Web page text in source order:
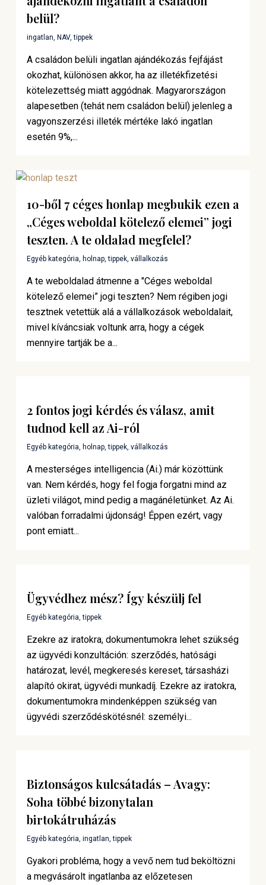
belül?
ingatlan, NAV,tippek
A családon belüli ingatlan ajándékozás fejfájást
okozhat, különösen akkor, ha az illetékfizetési
kötelezettség miatt aggódnak. Magyarországon
alapesetben (tehát nem családon belül) jelenleg a
vagyonszerzési illeték mértéke lakó ingatlan
esetén 9%,...
10-ből 7 céges honlap megbukik ezen a
„Céges weboldal kötelező elemei” jogi
teszten. A te oldalad megfelel?
Egyéb kategória, holnap,tippek, vállalkozás
A te weboldalad átmenne a "Céges weboldal
kötelező elemei” jogi teszten? Nem régiben jogi
tesztnek vetettük alá a vállalkozások weboldalait,
mivel kíváncsiak voltunk arra, hogy a cégek
mennyire tartják be a...
2 fontos jogi kérdés és válasz, amit
tudnod kell az Ai-ról
Egyéb kategória, holnap,tippek, vállalkozás
A mesterséges intelligencia (Ai.) már közöttünk
van. Nem kérdés, hogy fel fogja forgatni mind az
üzleti világot, mind pedig a magánéletünket. Az Ai.
valóban forradalmi újdonság! Éppen ezért, vagy
pont emiatt...
Ügyvédhez mész? Így készülj fel
Egyéb kategória,tippek
Ezekre az iratokra, dokumentumokra lehet szükség
az ügyvédi konzultáción: szerződés, hatósági
határozat, levél, megkeresés kereset, társasházi
alapító okirat, ügyvédi munkadíj. Ezekre az iratokra,
dokumentumokra mindenképpen szükség van
ügyvédi szerződéskötésnél: személyi...
Biztonságos kulcsátadás – Avagy:
Soha többé bizonytalan
birtokátruházás
Egyéb kategória, ingatlan,tippek
Gyakori probléma, hogy a vevő nem tud beköltözni
a megvásárolt ingatlanba az előzetesen